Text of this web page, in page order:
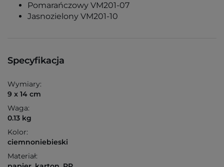
Pomarańczowy VM201-07
Jasnozielony VM201-10
Specyfikacja
Wymiary:
9 x 14 cm
Waga:
0.13 kg
Kolor:
ciemnoniebieski
Materiał: